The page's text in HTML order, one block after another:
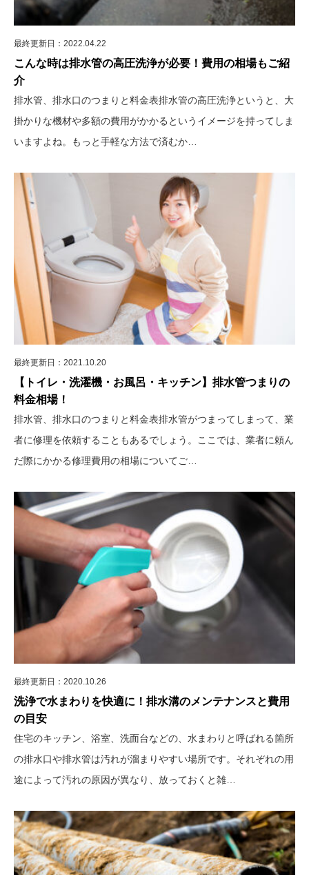
最終更新日：2022.04.22
こんな時は排水管の高圧洗浄が必要！費用の相場もご紹
介
排水管、排水口のつまりと料金表排水管の高圧洗浄というと、大
掛かりな機材や多額の費用がかかるというイメージを持ってしま
いますよね。もっと手軽な方法で済むか…
最終更新日：2021.10.20
【トイレ・洗濯機・お風呂・キッチン】排水管つまりの
料金相場！
排水管、排水口のつまりと料金表排水管がつまってしまって、業
者に修理を依頼することもあるでしょう。ここでは、業者に頼ん
だ際にかかる修理費用の相場についてご…
最終更新日：2020.10.26
洗浄で水まわりを快適に！排水溝のメンテナンスと費用
の目安
住宅のキッチン、浴室、洗面台などの、水まわりと呼ばれる箇所
の排水口や排水管は汚れが溜まりやすい場所です。それぞれの用
途によって汚れの原因が異なり、放っておくと雑…